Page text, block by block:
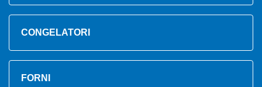
CONGELATORI
FORNI